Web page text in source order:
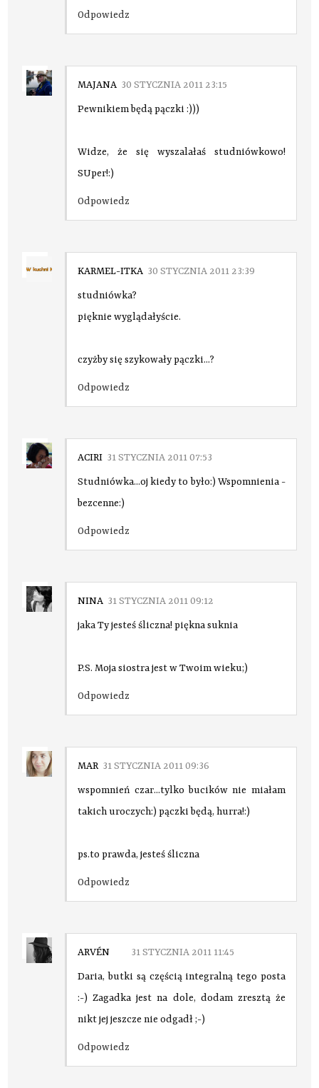
Odpowiedz
MAJANA 30 STYCZNIA 2011 23:15
Pewnikiem będą pączki :)))
Widze, że się wyszalałaś studniówkowo!
SUper!:)
Odpowiedz
KARMEL-ITKA 30 STYCZNIA 2011 23:39
studniówka?
pięknie wyglądałyście.
czyżby się szykowały pączki...?
Odpowiedz
ACIRI 31 STYCZNIA 2011 07:53
Studniówka...oj kiedy to było:) Wspomnienia -
bezcenne:)
Odpowiedz
NINA 31 STYCZNIA 2011 09:12
jaka Ty jesteś śliczna! piękna suknia
P.S. Moja siostra jest w Twoim wieku;)
Odpowiedz
MAR 31 STYCZNIA 2011 09:36
wspomnień czar...tylko bucików nie miałam
takich uroczych:) pączki będą, hurra!:)
ps.to prawda, jesteś śliczna
Odpowiedz
ARVÉN 31 STYCZNIA 2011 11:45
Daria, butki są częścią integralną tego posta
:-) Zagadka jest na dole, dodam zresztą że
nikt jej jeszcze nie odgadł ;-)
Odpowiedz